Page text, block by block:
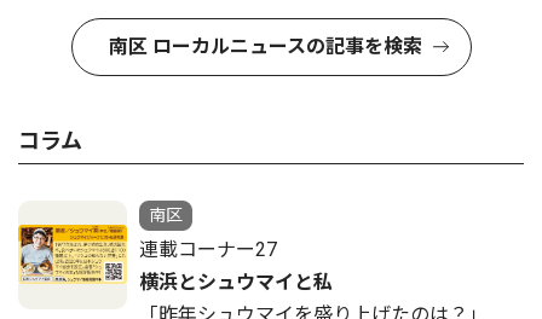
南区 ローカルニュースの記事を検索
コラム
南区
連載コーナー27
横浜とシュウマイと私
「昨年シュウマイを盛り上げたのは？」